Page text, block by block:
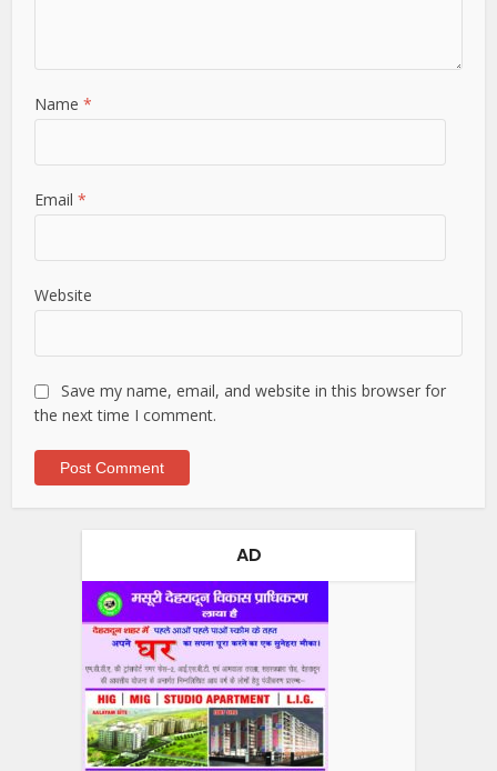
Name*
Email*
Website
Save my name, email, and website in this browser for
the next time I comment.
AD